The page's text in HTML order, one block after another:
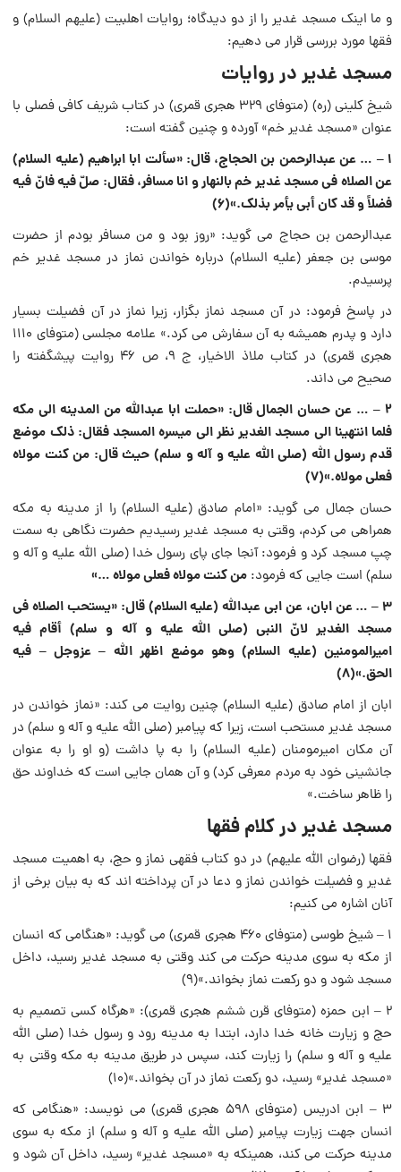
و ما اینک مسجد غدیر را از دو دیدگاه؛ روایات اهلبیت (علیهم السلام) و
فقها مورد بررسی قرار می دهیم:
مسجد غدیر در روایات
شیخ کلینی (ره) (متوفای ۳۲۹ هجری قمری) در کتاب شریف کافی فصلی با
عنوان «مسجد غدیر خم» آورده و چنین گفته است:
۱ – … عن عبدالرحمن بن الحجاج، قال: «سألت ابا ابراهیم (علیه السلام)
عن الصلاه فی مسجد غدیر خم بالنهار و انا مسافر، فقال: صلّ فیه فانّ فیه
فضلاً و قد کان أبی یأمر بذلک.»(۶)
عبدالرحمن بن حجاج می گوید: «روز بود و من مسافر بودم از حضرت
موسی بن جعفر (علیه السلام) درباره خواندن نماز در مسجد غدیر خم
پرسیدم.
در پاسخ فرمود: در آن مسجد نماز بگزار، زیرا نماز در آن فضیلت بسیار
دارد و پدرم همیشه به آن سفارش می کرد.» علامه مجلسی (متوفای ۱۱۱۰
هجری قمری) در کتاب ملاذ الاخیار، ج ۹، ص ۴۶ روایت پیشگفته را
صحیح می داند.
۲ – … عن حسان الجمال قال: «حملت ابا عبداللَّه من المدینه الی مکه
فلما انتهینا الی مسجد الغدیر نظر الی میسره المسجد فقال: ذلک موضع
قدم رسول اللَّه (صلی الله علیه و آله و سلم) حیث قال: من کنت مولاه
فعلی مولاه.»(۷)
حسان جمال می گوید: «امام صادق (علیه السلام) را از مدینه به مکه
همراهی می کردم، وقتی به مسجد غدیر رسیدیم حضرت نگاهی به سمت
چپ مسجد کرد و فرمود: آنجا جای پای رسول خدا (صلی الله علیه و آله و
سلم) است جایی که فرمود: من کنت مولاه فعلی مولاه …»
۳ – … عن ابان، عن ابی عبداللَّه (علیه السلام) قال: «یستحب الصلاه فی
مسجد الغدیر لانّ النبی (صلی الله علیه و آله و سلم) أقام فیه
امیرالمومنین (علیه السلام) وهو موضع اظهر اللَّه – عزوجل – فیه
الحق.»(۸)
ابان از امام صادق (علیه السلام) چنین روایت می کند: «نماز خواندن در
مسجد غدیر مستحب است، زیرا که پیامبر (صلی الله علیه و آله و سلم) در
آن مکان امیرمومنان (علیه السلام) را به پا داشت (و او را به عنوان
جانشینی خود به مردم معرفی کرد) و آن همان جایی است که خداوند حق
را ظاهر ساخت.»
مسجد غدیر در کلام فقها
فقها (رضوان اللَّه علیهم) در دو کتاب فقهی نماز و حج، به اهمیت مسجد
غدیر و فضیلت خواندن نماز و دعا در آن پرداخته اند که به بیان برخی از
آنان اشاره می کنیم:
۱ – شیخ طوسی (متوفای ۴۶۰ هجری قمری) می گوید: «هنگامی که انسان
از مکه به سوی مدینه حرکت می کند وقتی به مسجد غدیر رسید، داخل
مسجد شود و دو رکعت نماز بخواند.»(۹)
۲ – ابن حمزه (متوفای قرن ششم هجری قمری): «هرگاه کسی تصمیم به
حج و زیارت خانه خدا دارد، ابتدا به مدینه رود و رسول خدا (صلی الله
علیه و آله و سلم) را زیارت کند، سپس در طریق مدینه به مکه وقتی به
«مسجد غدیر» رسید، دو رکعت نماز در آن بخواند.»(۱۰)
۳ – ابن ادریس (متوفای ۵۹۸ هجری قمری) می نویسد: «هنگامی که
انسان جهت زیارت پیامبر (صلی الله علیه و آله و سلم) از مکه به سوی
مدینه حرکت می کند، همینکه به «مسجد غدیر» رسید، داخل آن شود و